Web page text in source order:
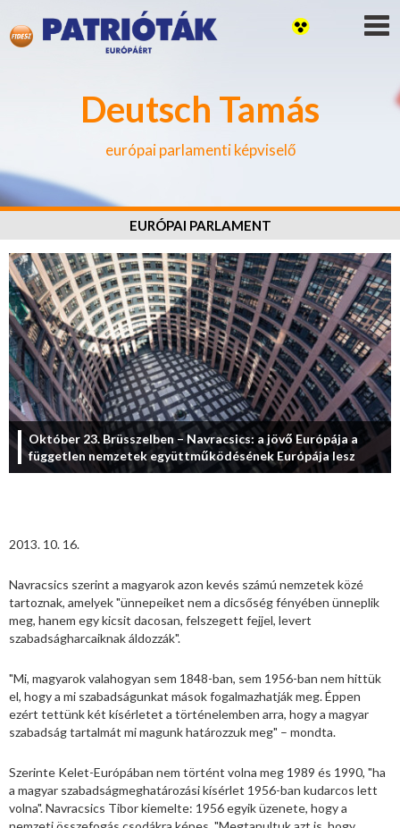
Deutsch Tamás
európai parlamenti képviselő
EURÓPAI PARLAMENT
Október 23. Brüsszelben – Navracsics: a jövő Európája a
független nemzetek együttműködésének Európája lesz
2013. 10. 16.
Navracsics szerint a magyarok azon kevés számú nemzetek közé
tartoznak, amelyek "ünnepeiket nem a dicsőség fényében ünneplik
meg, hanem egy kicsit dacosan, felszegett fejjel, levert
szabadságharcaiknak áldozzák".
"Mi, magyarok valahogyan sem 1848-ban, sem 1956-ban nem hittük
el, hogy a mi szabadságunkat mások fogalmazhatják meg. Éppen
ezért tettünk két kísérletet a történelemben arra, hogy a magyar
szabadság tartalmát mi magunk határozzuk meg" – mondta.
Szerinte Kelet-Európában nem történt volna meg 1989 és 1990, "ha
a magyar szabadságmeghatározási kísérlet 1956-ban kudarcos lett
volna". Navracsics Tibor kiemelte: 1956 egyik üzenete, hogy a